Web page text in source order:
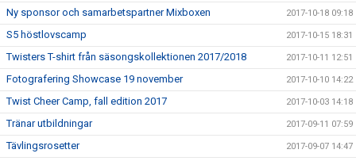
Ny sponsor och samarbetspartner Mixboxen 2017-10-18 09:18
S5 höstlovscamp 2017-10-15 18:31
Twisters T-shirt från säsongskollektionen 2017/2018 2017-10-11 12:51
Fotografering Showcase 19 november 2017-10-10 14:22
Twist Cheer Camp, fall edition 2017 2017-10-03 14:18
Tränar utbildningar 2017-09-11 07:59
Tävlingsrosetter 2017-09-07 14:47